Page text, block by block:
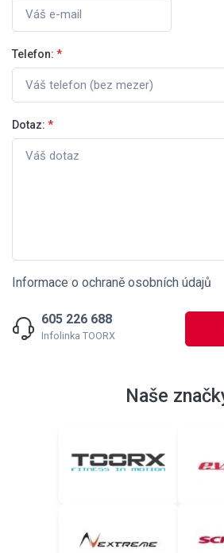
Telefon: *
Dotaz: *
Informace o ochraně osobních údajů
605 226 688
Infolinka TOORX
Naše